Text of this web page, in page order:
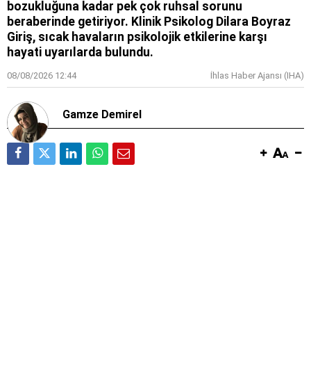
bozukluğuna kadar pek çok ruhsal sorunu
beraberinde getiriyor. Klinik Psikolog Dilara Boyraz
Giriş, sıcak havaların psikolojik etkilerine karşı
hayati uyarılarda bulundu.
08/08/2026 12:44 İhlas Haber Ajansı (IHA)
Gamze Demirel